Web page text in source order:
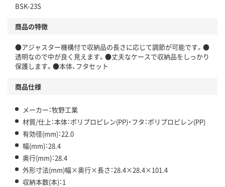
BSK-23S
商品の特徴
●アジャスター機構付で収納品の長さに応じて調節が可能です。●
透明なので中が良く見えます。●丈夫なケースで収納品をしっかり
保護します。●本体、フタセット
商品仕様
メーカー：牧野工業
材質/仕上：本体：ポリプロピレン(PP)・フタ：ポリプロピレン(PP)
有効径(mm)：22.0
幅(mm)：28.4
奥行(mm)：28.4
外形寸法(mm)幅×奥行×長さ：28.4×28.4×101.4
収納本数(本)：1